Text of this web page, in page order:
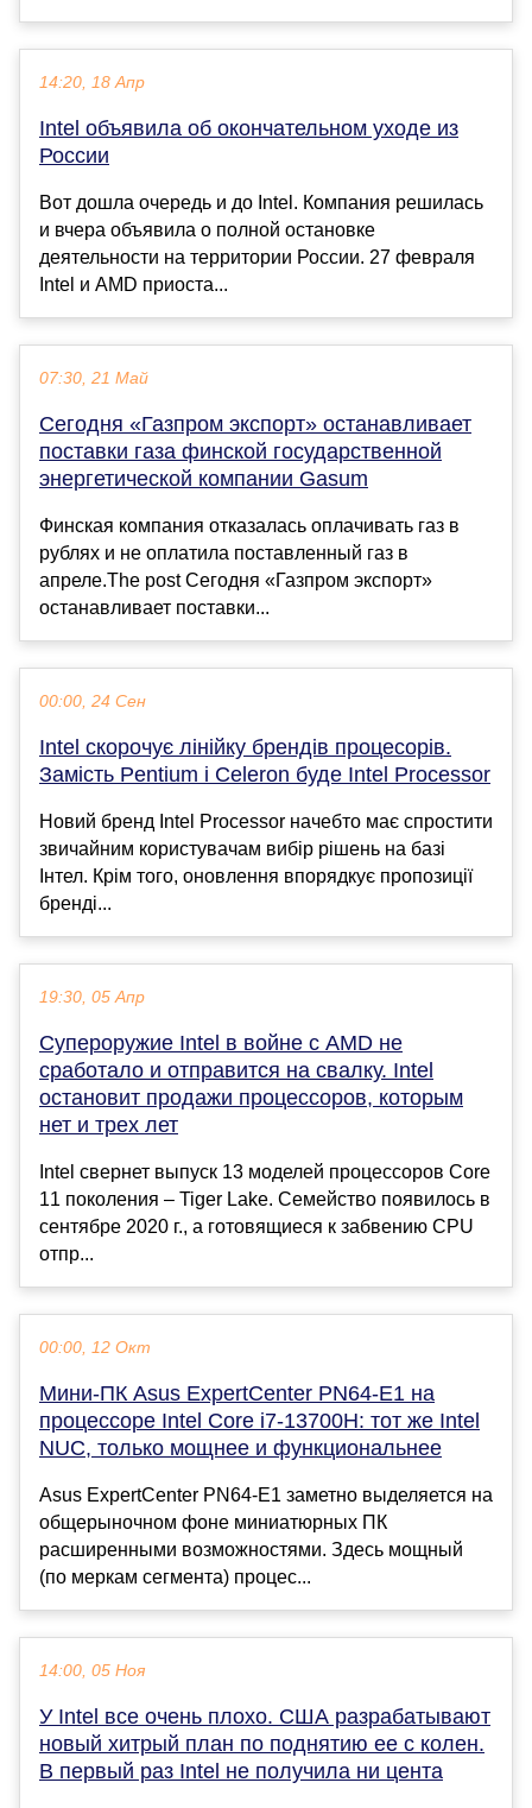
14:20, 18 Апр
Intel объявила об окончательном уходе из
России
Вот дошла очередь и до Intel. Компания решилась
и вчера объявила о полной остановке
деятельности на территории России. 27 февраля
Intel и AMD приоста...
07:30, 21 Май
Сегодня «Газпром экспорт» останавливает
поставки газа финской государственной
энергетической компании Gasum
Финская компания отказалась оплачивать газ в
рублях и не оплатила поставленный газ в
апреле.The post Сегодня «Газпром экспорт»
останавливает поставки...
00:00, 24 Сен
Intel скорочує лінійку брендів процесорів.
Замість Pentium і Celeron буде Intel Processor
Новий бренд Intel Processor начебто має спростити
звичайним користувачам вибір рішень на базі
Інтел. Крім того, оновлення впорядкує пропозиції
бренді...
19:30, 05 Апр
Супероружие Intel в войне с AMD не
сработало и отправится на свалку. Intel
остановит продажи процессоров, которым
нет и трех лет
Intel свернет выпуск 13 моделей процессоров Core
11 поколения – Tiger Lake. Семейство появилось в
сентябре 2020 г., а готовящиеся к забвению CPU
отпр...
00:00, 12 Окт
Мини-ПК Asus ExpertCenter PN64-E1 на
процессоре Intel Core i7-13700H: тот же Intel
NUC, только мощнее и функциональнее
Asus ExpertCenter PN64-E1 заметно выделяется на
общерыночном фоне миниатюрных ПК
расширенными возможностями. Здесь мощный
(по меркам сегмента) процес...
14:00, 05 Ноя
У Intel все очень плохо. США разрабатывают
новый хитрый план по поднятию ее с колен.
В первый раз Intel не получила ни цента